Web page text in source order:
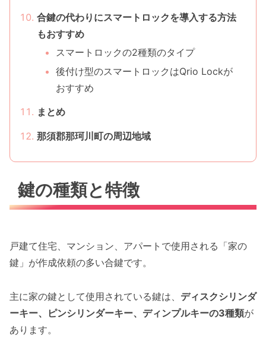
合鍵の代わりにスマートロックを導入する方法
もおすすめ
スマートロックの2種類のタイプ
後付け型のスマートロックはQrio Lockが
おすすめ
まとめ
那須郡那珂川町の周辺地域
鍵の種類と特徴
戸建て住宅、マンション、アパートで使用される「家の
鍵」が作成依頼の多い合鍵です。
主に家の鍵として使用されている鍵は、 ディスクシリンダ
ーキー、ピンシリンダーキー、ディンプルキーの3種類が
あります。